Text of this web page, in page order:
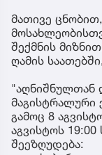
მათივე
შექმნის
ღამის
"აღნიშნულთან
მაგისტრალური
გამოც 8
აგვისტოს
შეეზღუდება: